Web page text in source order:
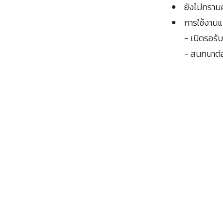
ยังไม่ทรา
การใช้งาน
- เปิดรอรั
- สนทนาต่